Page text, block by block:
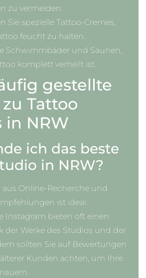
zu vermeiden.
Sie spezielle Tattoo-Cremes,
feucht zu halten.
Schwimmbäder und Saunen,
komplett verheilt ist.
gestellte
Tattoo
in NRW
ich das beste
in NRW?
Online-Recherche und
ist ideal.
Instagram bieten oft einen
der Werke des Studios und der
sollten Sie auf Bewertungen
Kunden achten, um Ihre